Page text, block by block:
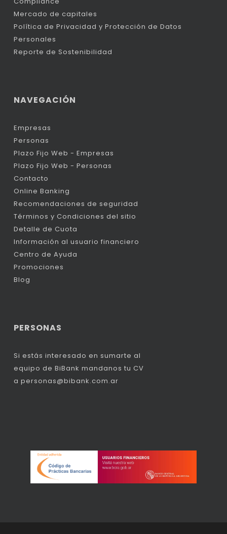
Mercado de capitales
Política de Privacidad y Protección de Datos
Personales
Reporte de Sostenibilidad
NAVEGACIÓN
Empresas
Personas
Plazo Fijo Web - Empresas
Plazo Fijo Web - Personas
Contacto
Online Banking
Recomendaciones de seguridad
Términos y Condiciones del sitio
Detalle de Cuota
Información al usuario financiero
Centro de Ayuda
Promociones
Blog
PERSONAS
Si estás interesado en sumarte al
equipo de BiBank mandanos tu CV
a personas@bibank.com.ar